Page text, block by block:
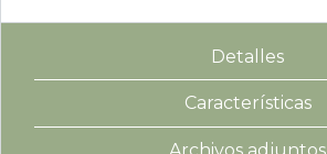
Detalles
Características